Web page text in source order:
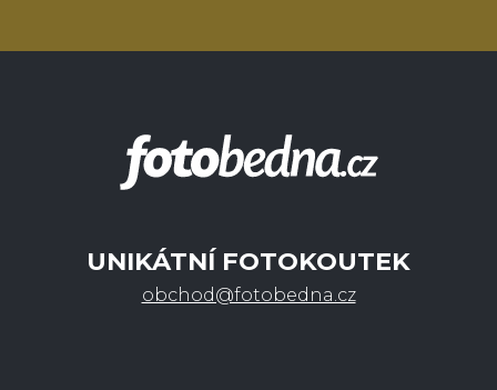
UNIKÁTNÍ FOTOKOUTEK
obchod@fotobedna.cz